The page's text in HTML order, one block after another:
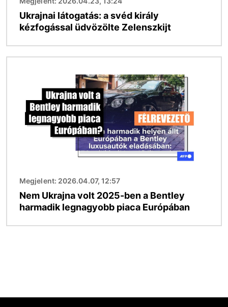
Ukrajnai látogatás: a svéd király
kézfogással üdvözölte Zelenszkijt
Megjelent: 2026.04.07, 12:57
Nem Ukrajna volt 2025-ben a Bentley
harmadik legnagyobb piaca Európában